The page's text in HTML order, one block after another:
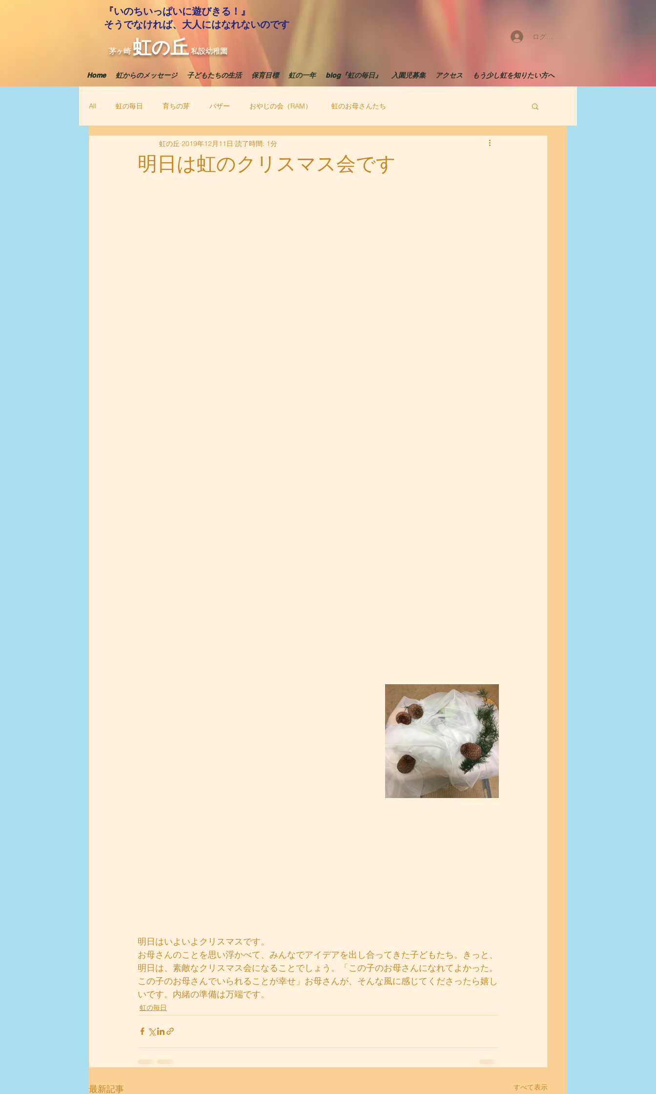
『いのちいっぱいに遊びきる！』
​そうでなければ、大人にはなれないのです
茅ヶ崎 虹の丘 私設幼稚園
Home 虹からのメッセージ 子どもたちの生活 保育目標 虹の一年 blog『虹の毎日』 入園児募集 アクセス もう少し虹を知りたい方へ
ログイン
All 虹の毎日 育ちの芽 バザー おやじの会（RAM） 虹のお母さんたち
明日は虹のクリスマス会です
虹の丘 2019年12月11日 読了時間: 1分
明日はいよいよクリスマスです。
お母さんのことを思い浮かべて、みんなでアイデアを出し合ってきた子どもたち。きっと、
明日は、素敵なクリスマス会になることでしょう。「この子のお母さんになれてよかった。
この子のお母さんでいられることが幸せ」お母さんが、そんな風に感じてくださったら嬉し
いです。内緒の準備は万端です。
虹の毎日
最新記事 すべて表示